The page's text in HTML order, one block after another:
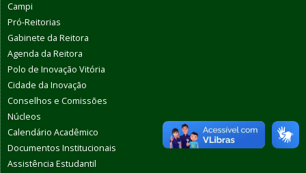
Campi
Pró-Reitorias
Gabinete da Reitora
Agenda da Reitora
Polo de Inovação Vitória
Cidade da Inovação
Conselhos e Comissões
Núcleos
Calendário Acadêmico
Documentos Institucionais
Assistência Estudantil